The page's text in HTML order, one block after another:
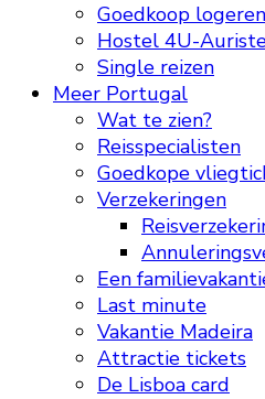
Goedkoop
Hostel 4U-
Single reizen
Meer Portugal
Wat te zien?
Reisspecialisten
Goedkope
Verzekeringen
Een
Last minute
Vakantie Madeira
Attractie tickets
De Lisboa card